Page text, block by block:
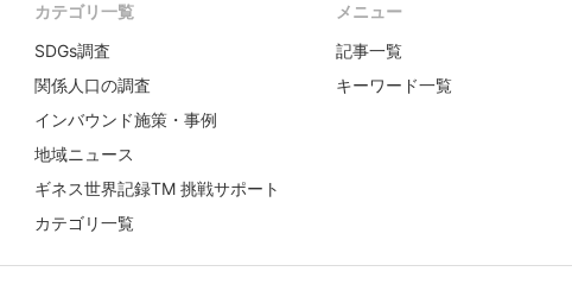
カテゴリ一覧
SDGs調査
関係人口の調査
インバウンド施策・事例
地域ニュース
ギネス世界記録TM 挑戦サポート
カテゴリ一覧
メニュー
記事一覧
キーワード一覧